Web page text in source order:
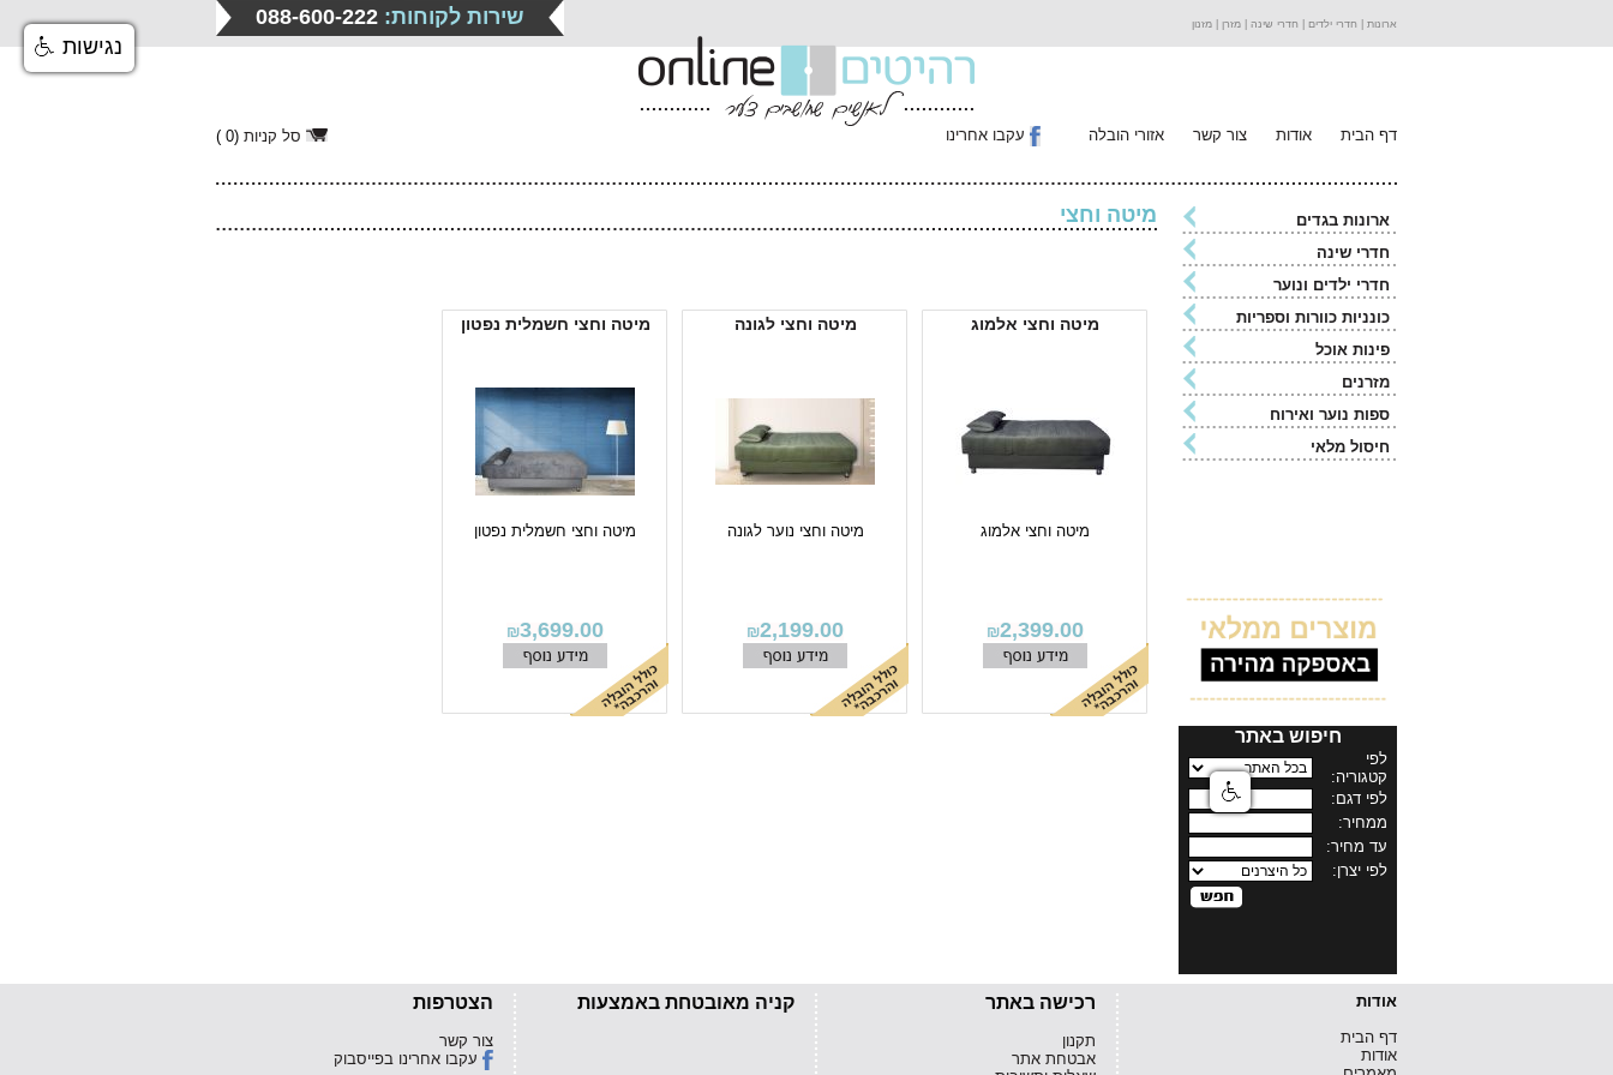
ארונות | חדרי ילדים | חדרי שינה | מזרן | מזנון שירות לקוחות:
דף הבית אודות צור קשר אזורי הובלה עקבו אחרינו סל קניות (
0
)
ארונות בגדים
חדרי שינה
חדרי ילדים ונוער
כונניות כוורות וספריות
פינות אוכל
מזרנים
ספות נוער ואירוח
חיסול מלאי
חיפוש באתר
מיטה וחצי
מיטה וחצי אלמוג
מיטה וחצי אלמוג
₪2,399.00
מיטה וחצי לגונה
מיטה וחצי נוער לגונה
₪2,199.00
מיטה וחצי חשמלית נפטון
מיטה וחצי חשמלית נפטון
₪3,699.00
אודות
דף הבית
אודות
רכישה באתר
תקנון
אבטחת אתר
קניה מאובטחת באמצעות הצטרפות
צור קשר
עקבו אחרינו בפייסבוק
נגישות